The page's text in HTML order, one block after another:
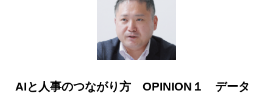
AIと人事のつながり方 OPINION１ データ